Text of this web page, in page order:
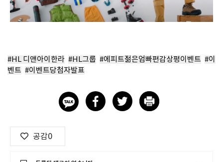
#HL 디앤아이한라 #HL그룹 #에피트젊은엄빠편감상평이벤트 #이
벤트 #이벤트당첨자발표
공감0